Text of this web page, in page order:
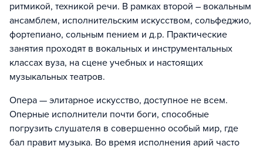
ритмикой, техникой речи. В рамках второй – вокальным
ансамблем, исполнительским искусством, сольфеджио,
фортепиано, сольным пением и д.р. Практические
занятия проходят в вокальных и инструментальных
классах вуза, на сцене учебных и настоящих
музыкальных театров.
Опера — элитарное искусство, доступное не всем.
Оперные исполнители почти боги, способные
погрузить слушателя в совершенно особый мир, где
бал правит музыка. Во время исполнения арий часто